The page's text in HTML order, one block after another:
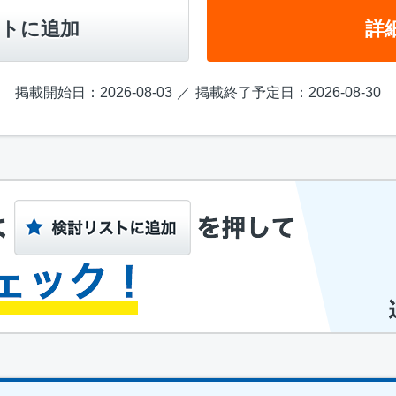
に追加 詳
掲載開始日：2026-08-03 掲載終了予定日：2026-08-30